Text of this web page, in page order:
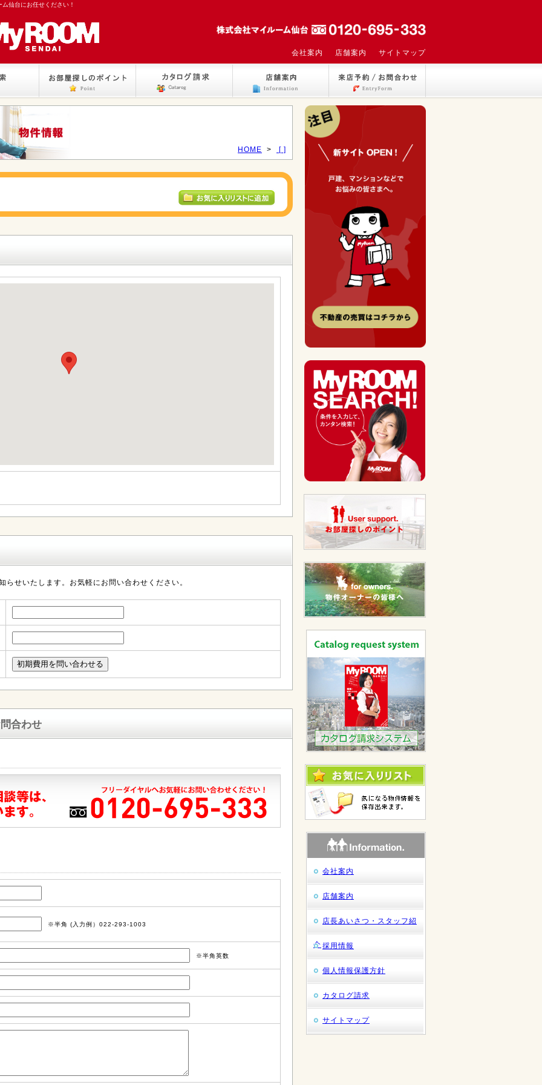
仙台にお任せください！
会社案内 店舗案内 サイトマップ
HOME > [ ]
せいたします。お気軽にお問い合わせください。
合わせ
※半角 (入力例）022-293-1003
※半角英数
会社案内
店舗案内
店長あいさつ・スタッフ紹
介 採用情報
個人情報保護方針
カタログ請求
サイトマップ